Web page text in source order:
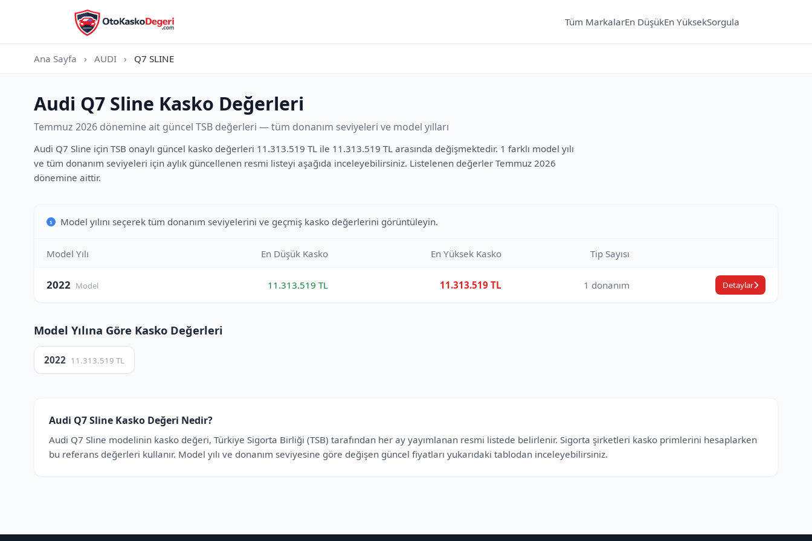
Tüm MarkalarEn DüşükEn YüksekSorgula
Ana Sayfa › AUDI › Q7 SLINE
Audi Q7 Sline Kasko Değerleri
Temmuz 2026 dönemine ait güncel TSB değerleri — tüm donanım seviyeleri ve model yılları
Audi Q7 Sline için TSB onaylı güncel kasko değerleri 11.313.519 TL ile 11.313.519 TL arasında değişmektedir. 1 farklı model yılı
ve tüm donanım seviyeleri için aylık güncellenen resmi listeyi aşağıda inceleyebilirsiniz. Listelenen değerler Temmuz 2026
dönemine aittir.
Model yılını seçerek tüm donanım seviyelerini ve geçmiş kasko değerlerini görüntüleyin.
Model Yılı En Düşük Kasko En Yüksek Kasko Tip Sayısı
2022 Model 11.313.519 TL 11.313.519 TL 1 donanım Detaylar
Model Yılına Göre Kasko Değerleri
2022 11.313.519 TL
Audi Q7 Sline Kasko Değeri Nedir?
Audi Q7 Sline modelinin kasko değeri, Türkiye Sigorta Birliği (TSB) tarafından her ay yayımlanan resmi listede belirlenir. Sigorta şirketleri kasko primlerini hesaplarken
bu referans değerleri kullanır. Model yılı ve donanım seviyesine göre değişen güncel fiyatları yukarıdaki tablodan inceleyebilirsiniz.